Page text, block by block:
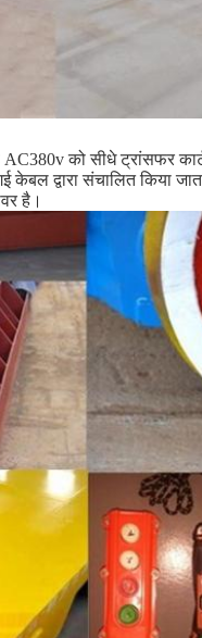
को सीधे ट्रांसफर
द्वारा संचालित किया
है।